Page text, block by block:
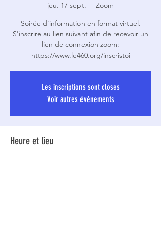
jeu. 17 sept.
  |
Zoom
Soirée d'information en format virtuel.
S'inscrire au lien suivant afin de recevoir un
lien de connexion zoom:
https://www.le460.org/inscristoi
Les inscriptions sont closes
Voir autres événements
Heure et lieu